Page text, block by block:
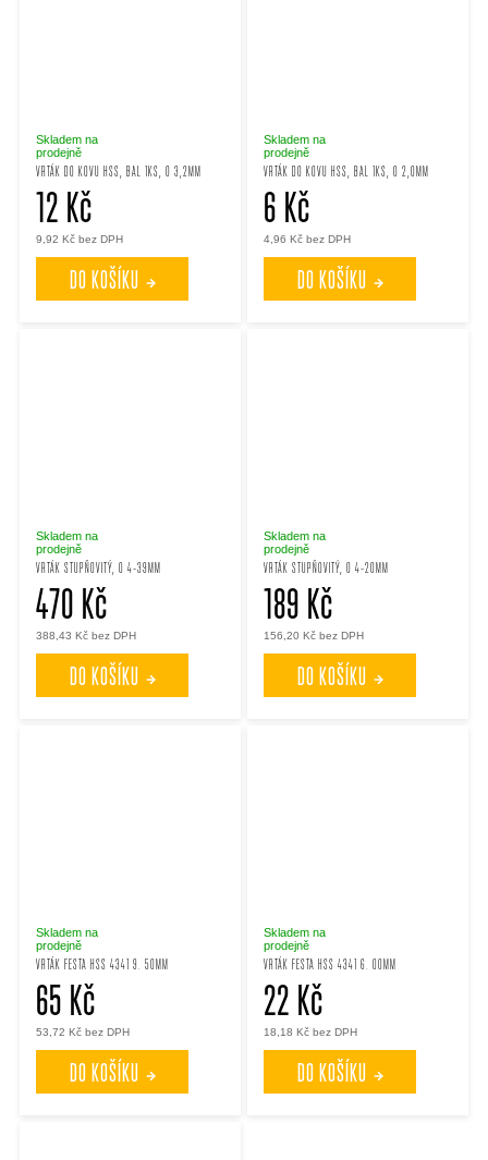
VRTÁK DO KOVU HSS, BAL 1KS, O 3,2MM
Skladem na
prodejně
9,92 Kč bez DPH
12 Kč
DO KOŠÍKU
VRTÁK DO KOVU HSS, BAL 1KS, O 2,0MM
Skladem na
prodejně
4,96 Kč bez DPH
6 Kč
DO KOŠÍKU
VRTÁK STUPŇOVITÝ, O 4-39MM
Skladem na
prodejně
388,43 Kč bez DPH
470 Kč
DO KOŠÍKU
VRTÁK STUPŇOVITÝ, O 4-20MM
Skladem na
prodejně
156,20 Kč bez DPH
189 Kč
DO KOŠÍKU
VRTÁK FESTA HSS 4341 9. 50MM
Skladem na
prodejně
53,72 Kč bez DPH
65 Kč
DO KOŠÍKU
VRTÁK FESTA HSS 4341 6. 00MM
Skladem na
prodejně
18,18 Kč bez DPH
22 Kč
DO KOŠÍKU